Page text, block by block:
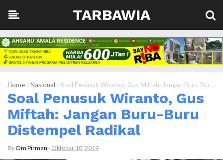
TARBAWIA
Home › Nasional › Soal Penusuk Wiranto, Gus Miftah: Jangan Buru-Buru Distempel Radikal
Soal Penusuk Wiranto, Gus
Miftah: Jangan Buru-Buru
Distempel Radikal
ByOm Pirman - Oktober 10, 2019